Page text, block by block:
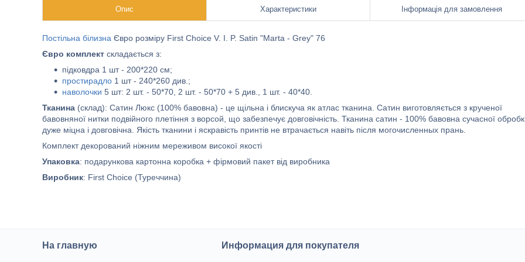
Опис Характеристики Інформація для замовлення
Постільна білизна Євро розміру First Choice V. I. P. Satin "Marta - Grey" 76
Євро комплект складається з:
підковдра 1 шт - 200*220 см;
простирадло 1 шт - 240*260 див.;
наволочки 5 шт: 2 шт. - 50*70, 2 шт. - 50*70 + 5 див., 1 шт. - 40*40.
Тканина (склад): Сатин Люкс (100% бавовна) - це щільна і блискуча як атлас тканина. Сатин виготовляється з крученої
бавовняної нитки подвійного плетіння з ворсой, що забезпечує довговічність. Тканина сатин - 100% бавовна сучасної
дуже міцна і довговічна. Якість тканини і яскравість принтів не втрачається навіть після могочисленных прань.
Комплект декорований ніжним мереживом високої якості
Упаковка: подарункова картонна коробка + фірмовий пакет від виробника
Виробник: First Choice (Туреччина)
На главную Информация для покупателя